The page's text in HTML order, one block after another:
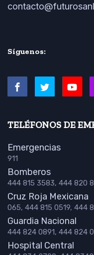
Síguenos:
TELÉFONOS DE
Emergencias
911
Bomberos
444 815 3583, 444 820
Cruz Roja Mexicana
065, 444 815 0519, 444
Guardia Nacional
444 824 0891, 444 824
Hospital Central